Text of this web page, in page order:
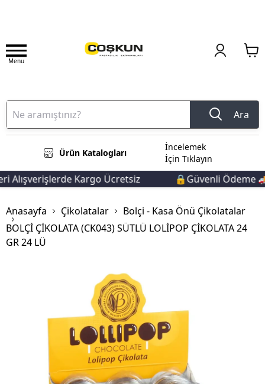
Menu
Ara
Ürün Katalogları
İncelemek
İçin Tıklayın
Kargo Ücretsiz 🔒Güvenli Ödeme
Anasayfa Çikolatalar
Bolçi - Kasa Önü Çikolatalar
BOLÇİ ÇİKOLATA (CK043) SÜTLÜ LOLİPOP ÇİKOLATA 24
GR 24 LÜ